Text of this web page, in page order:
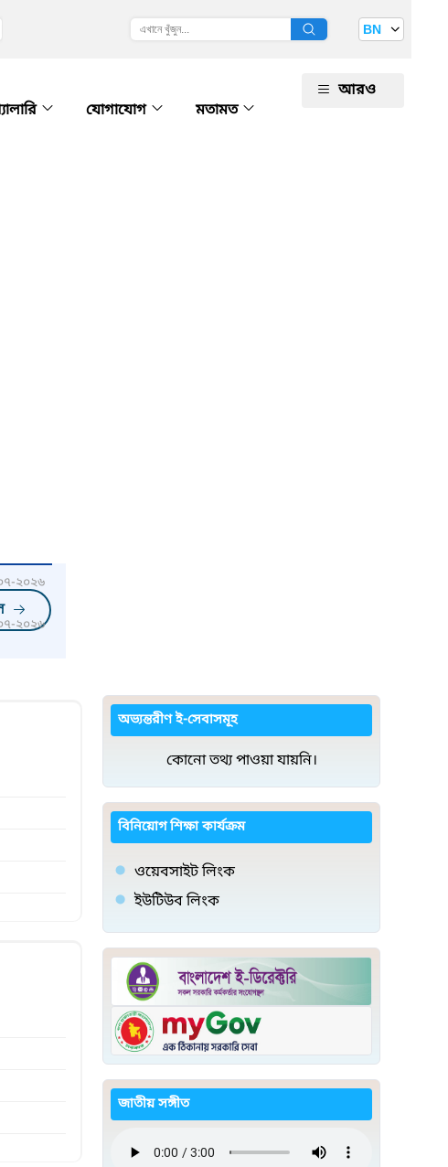
BN
যোগাযোগ মতামত
আরও
২০২৬
২০২৬
অভ্যন্তরীণ ই-সেবাসমূহ
কোনো তথ্য পাওয়া যায়নি।
বিনিয়োগ শিক্ষা কার্যক্রম
ওয়েবসাইট লিংক
ইউটিউব লিংক
জাতীয় সঙ্গীত